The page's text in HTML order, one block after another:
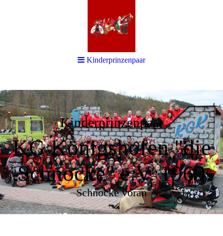
Kinderprinzenpaar
KG Königshofen "die
Schnocke" e.V. 1969
Schnocke voran
Kinderprinzenpaar